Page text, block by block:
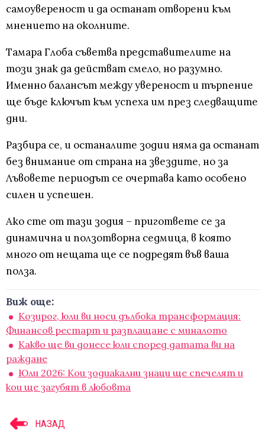
самоувереност и да останат отворени към
мнението на околните.
Тамара Глоба съветва представителите на
този знак да действат смело, но разумно.
Именно балансът между увереност и търпение
ще бъде ключът към успеха им през следващите
дни.
Разбира се, и останалите зодии няма да останат
без внимание от страна на звездите, но за
Лъвовете периодът се очертава като особено
силен и успешен.
Ако сте от тази зодия – пригответе се за
динамична и ползотворна седмица, в която
много от нещата ще се подредят във ваша
полза.
Виж още:
Козирог, юли ви носи дълбока трансформация:
Финансов рестарт и разплащане с миналото
Какво ще ви донесе юли според датата ви на
раждане
Юли 2026: Кои зодиакални знаци ще спечелят и
кои ще загубят в любовта
НАЗАД